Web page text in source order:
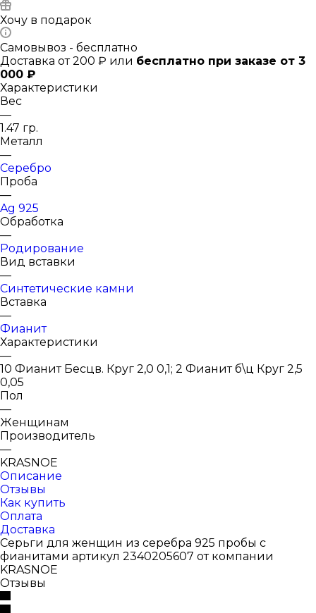
Хочу в подарок
Самовывоз - бесплатно
Доставка от 200 ₽ или бесплатно при заказе от 3
000 ₽
Характеристики
Вес
—
1.47 гр.
Металл
—
Серебро
Проба
—
Ag 925
Обработка
—
Родирование
Вид вставки
—
Синтетические камни
Вставка
—
Фианит
Характеристики
—
10 Фианит Бесцв. Круг 2,0 0,1; 2 Фианит б\ц Круг 2,5
0,05
Пол
—
Женщинам
Производитель
—
KRASNOE
Описание
Отзывы
Как купить
Оплата
Доставка
Серьги для женщин из серебра 925 пробы с
фианитами артикул 2340205607 от компании
KRASNOE
Отзывы